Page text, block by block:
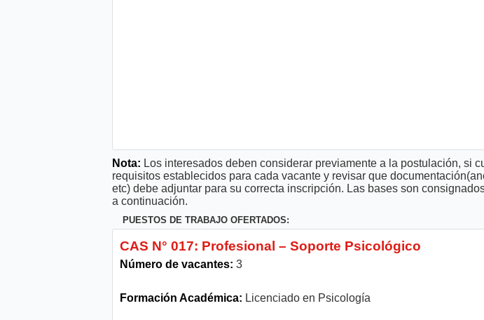
Nota: Los interesados deben considerar previamente a la postulación, si
requisitos establecidos para cada vacante y revisar que
etc) debe adjuntar para su correcta inscripción. Las bases son
a continuación.
PUESTOS DE TRABAJO OFERTADOS:
CAS N° 017: Profesional – Soporte Psicológico
Número de vacantes: 3
Formación Académica: Licenciado en Psicología